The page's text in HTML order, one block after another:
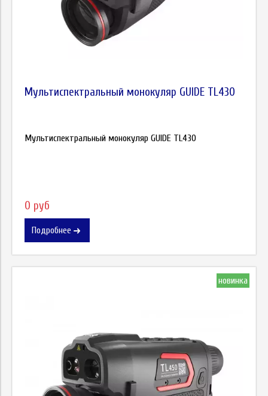
Мультиспектральный монокуляр GUIDE TL430
Мультиспектральный монокуляр GUIDE TL430
0 руб
Подробнее
новинка